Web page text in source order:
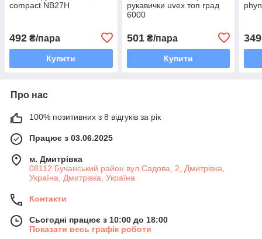
compact NB27H
492 ₴/пара
Купити
рукавички uvex топ град
6000
501₴/пара
Купити
349
Про нас
100% позитивних з 8 відгуків за рік
Працює з 03.06.2025
м. Дмитрiвка
08112 Бучанський район вул.Садова, 2, Дмитрівка,
Україна, Дмитрiвка, Україна
Контакти
Сьогодні працює з 10:00 до 18:00
Показати весь графік роботи